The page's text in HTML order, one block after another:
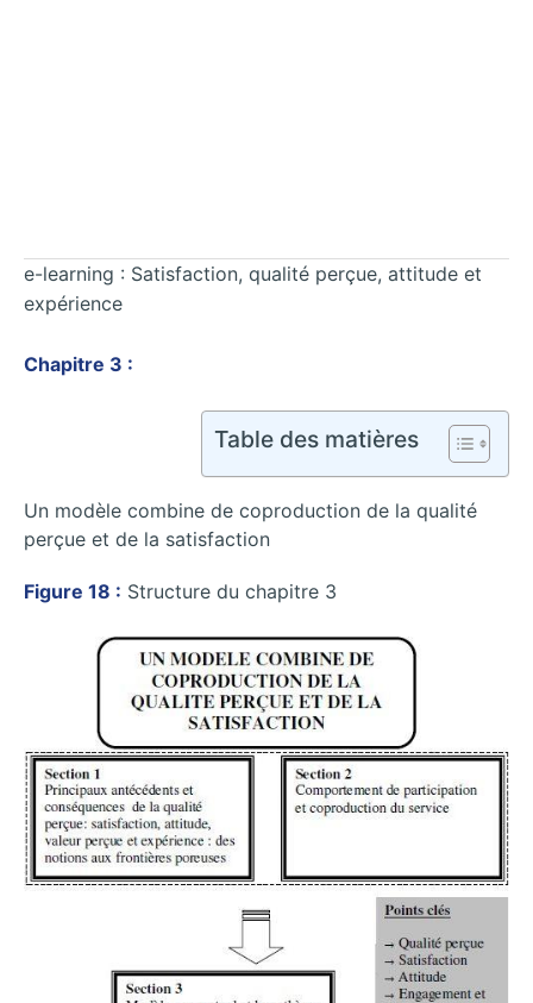
e-learning : Satisfaction, qualité perçue, attitude et
expérience
Chapitre 3 :
Table des matières
Un modèle combine de coproduction de la qualité
perçue et de la satisfaction
Figure 18 : Structure du chapitre 3